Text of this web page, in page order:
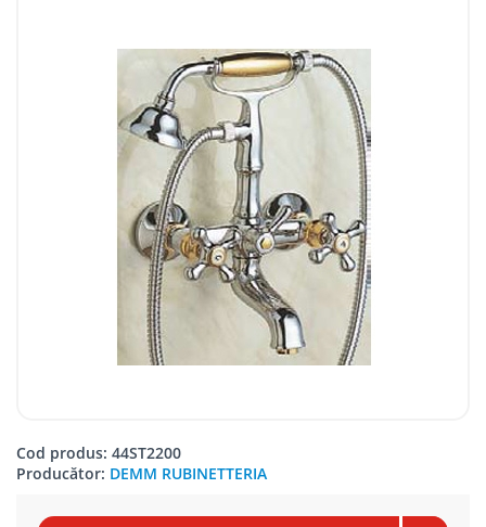
Cod produs: 44ST2200
Producător: DEMM RUBINETTERIA